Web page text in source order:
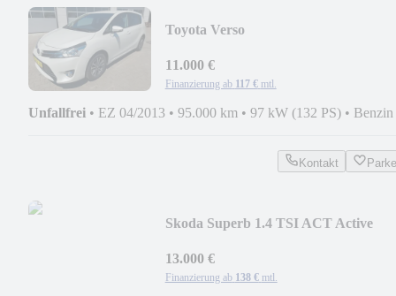
Toyota Verso
11.000 €
Finanzierung ab 117 € mtl.
Unfallfrei • EZ 04/2013 • 95.000 km • 97 kW (132 PS) • Benzin
Kontakt
Skoda Superb 1.4 TSI ACT Active
13.000 €
Finanzierung ab 138 € mtl.